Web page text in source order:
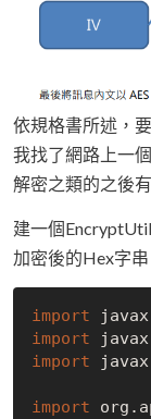
依規格書所述，
我找了網路上一
解密之類的之後
建一個
加密後的Hex字串
import
import
import
import